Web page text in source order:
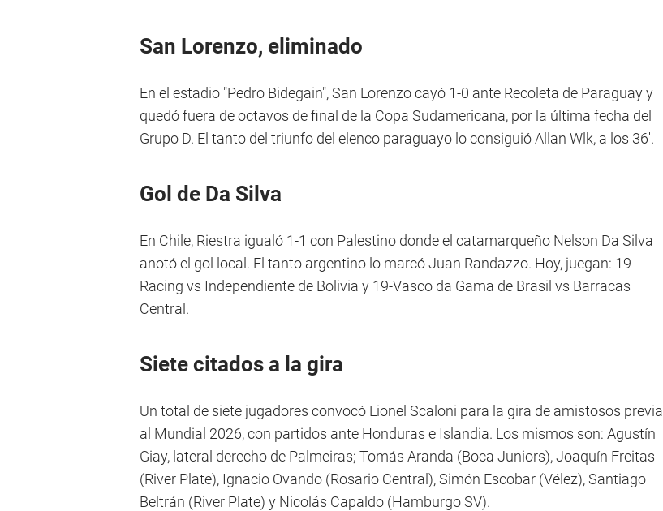
San Lorenzo, eliminado
En el estadio "Pedro Bidegain", San Lorenzo cayó 1-0 ante Recoleta de Paraguay y
quedó fuera de octavos de final de la Copa Sudamericana, por la última fecha del
Grupo D. El tanto del triunfo del elenco paraguayo lo consiguió Allan Wlk, a los 36'.
Gol de Da Silva
En Chile, Riestra igualó 1-1 con Palestino donde el catamarqueño Nelson Da Silva
anotó el gol local. El tanto argentino lo marcó Juan Randazzo. Hoy, juegan: 19-
Racing vs Independiente de Bolivia y 19-Vasco da Gama de Brasil vs Barracas
Central.
Siete citados a la gira
Un total de siete jugadores convocó Lionel Scaloni para la gira de amistosos previa
al Mundial 2026, con partidos ante Honduras e Islandia. Los mismos son: Agustín
Giay, lateral derecho de Palmeiras; Tomás Aranda (Boca Juniors), Joaquín Freitas
(River Plate), Ignacio Ovando (Rosario Central), Simón Escobar (Vélez), Santiago
Beltrán (River Plate) y Nicolás Capaldo (Hamburgo SV).